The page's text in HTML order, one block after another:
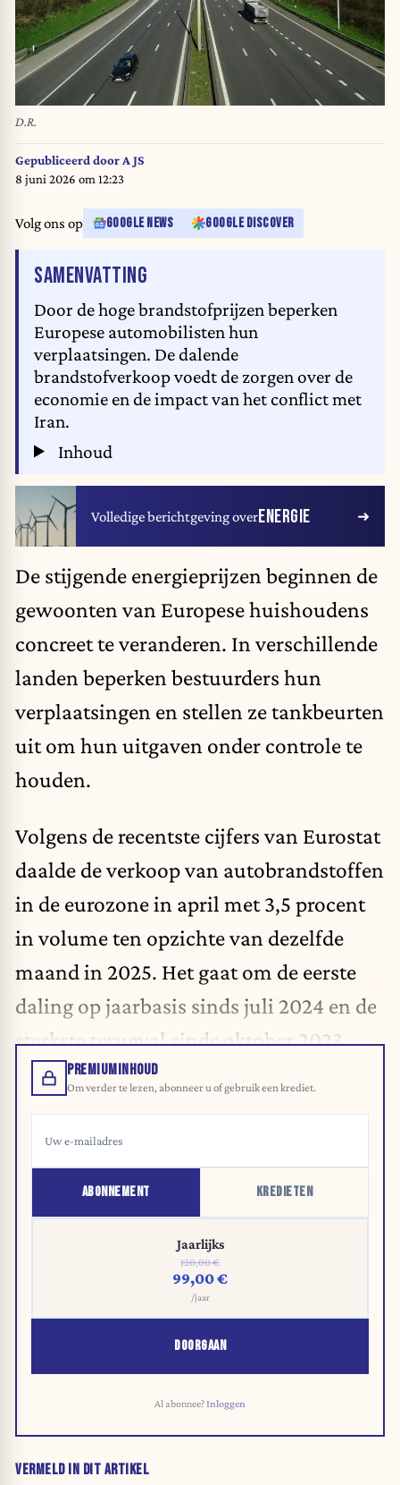
D.R.
Gepubliceerd doorA JS
8 juni 2026 om 12:23
Volg ons op GOOGLE NEWS GOOGLE DISCOVER
SAMENVATTING
Door de hoge brandstofprijzen beperken
Europese automobilisten hun
verplaatsingen. De dalende
brandstofverkoop voedt de zorgen over de
economie en de impact van het conflict met
Iran.
Inhoud
Volledige berichtgeving overENERGIE
De stijgende energieprijzen beginnen de
gewoonten van Europese huishoudens
concreet te veranderen. In verschillende
landen beperken bestuurders hun
verplaatsingen en stellen ze tankbeurten
uit om hun uitgaven onder controle te
houden.
Volgens de recentste cijfers van Eurostat
daalde de verkoop van autobrandstoffen
in de eurozone in april met 3,5 procent
in volume ten opzichte van dezelfde
maand in 2025. Het gaat om de eerste
daling op jaarbasis sinds juli 2024 en de
sterkste terugval sinds oktober 2023.
PREMIUMINHOUD
Om verder te lezen, abonneer u of gebruik een krediet.
ABONNEMENT KREDIETEN
Jaarlijks
120,00 €
99,00 €
/jaar
DOORGAAN
Al abonnee?Inloggen
VERMELD IN DIT ARTIKEL